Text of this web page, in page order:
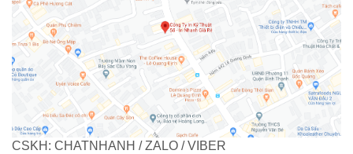
CSKH: CHATNHANH / ZALO / VIBER